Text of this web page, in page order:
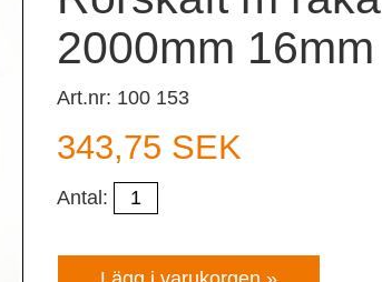
2000mm 16mm
Art.nr: 100 153
343,75 SEK
Antal: